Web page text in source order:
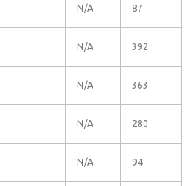
N/A 87
N/A 392
N/A 363
N/A 280
N/A 94